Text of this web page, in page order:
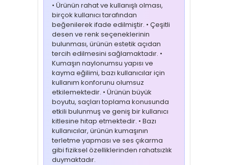
• Ürünün rahat ve kullanışlı olması,
birçok kullanıcı tarafından
beğenilerek ifade edilmiştir. • Çeşitli
desen ve renk seçeneklerinin
bulunması, ürünün estetik açıdan
tercih edilmesini sağlamaktadır. •
Kumaşın naylonumsu yapısı ve
kayma eğilimi, bazı kullanıcılar için
kullanım konforunu olumsuz
etkilemektedir. • Ürünün büyük
boyutu, saçları toplama konusunda
etkili bulunmuş ve geniş bir kullanıcı
kitlesine hitap etmektedir. • Bazı
kullanıcılar, ürünün kumaşının
terletme yapması ve ses çıkarma
gibi fiziksel özelliklerinden rahatsızlık
duymaktadır.